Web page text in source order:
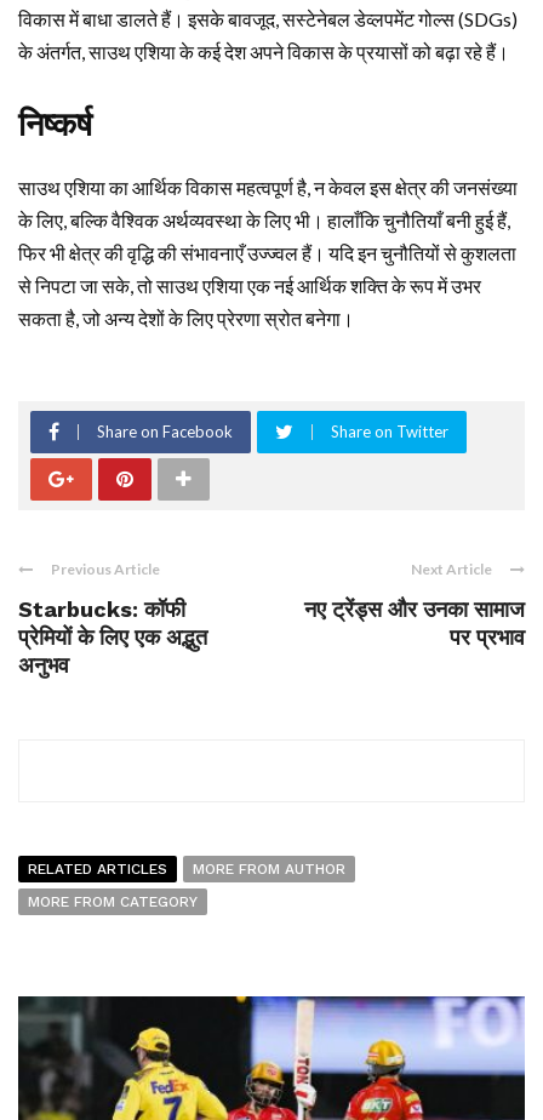
विकास में बाधा डालते हैं। इसके बावजूद, सस्टेनेबल डेव्लपमेंट गोल्स (SDGs)
के अंतर्गत, साउथ एशिया के कई देश अपने विकास के प्रयासों को बढ़ा रहे हैं।
निष्कर्ष
साउथ एशिया का आर्थिक विकास महत्वपूर्ण है, न केवल इस क्षेत्र की जनसंख्या
के लिए, बल्कि वैश्विक अर्थव्यवस्था के लिए भी। हालाँकि चुनौतियाँ बनी हुई हैं,
फिर भी क्षेत्र की वृद्धि की संभावनाएँ उज्ज्वल हैं। यदि इन चुनौतियों से कुशलता
से निपटा जा सके, तो साउथ एशिया एक नई आर्थिक शक्ति के रूप में उभर
सकता है, जो अन्य देशों के लिए प्रेरणा स्रोत बनेगा।
Share on Facebook Share on Twitter
Previous Article
Starbucks: कॉफी
प्रेमियों के लिए एक अद्भुत
अनुभव
Next Article
नए ट्रेंड्स और उनका सामाज
पर प्रभाव
RELATED ARTICLES
MORE FROM AUTHOR
MORE FROM CATEGORY